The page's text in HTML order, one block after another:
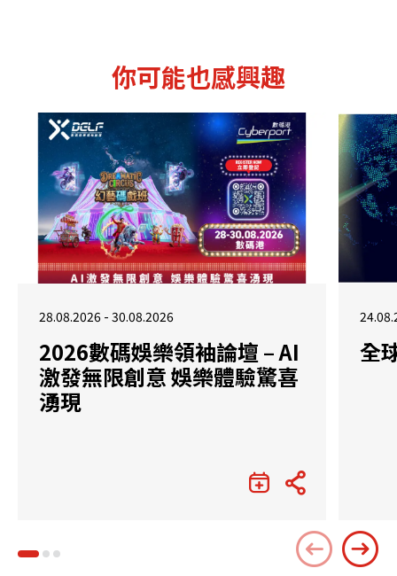
你可能也感興趣
28.08.2026 - 30.08.2026
2026數碼娛樂領袖論壇 – AI
激發無限創意 娛樂體驗驚喜
湧現
全